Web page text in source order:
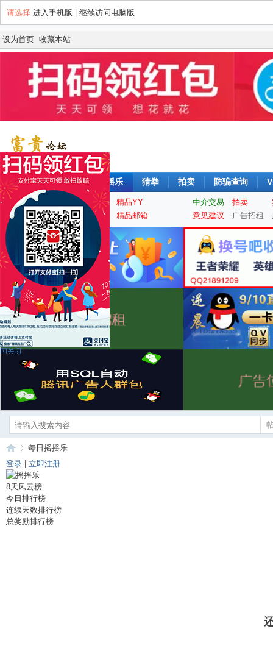
请选择 进入手机版 继续访问电脑版
设为首页 收藏本站
论坛 签到 每日摇摇乐 猜拳 拍卖 防骗查询
实名认证 精品QQ
精品YY
手机靓号
游戏大区 精品邮箱
中介交易 拍卖
意见建议
广告招租
富 »
每日摇摇乐
登录 | 立即注册
8天风云榜
今日排行榜
连续天数排行榜
总奖励排行榜